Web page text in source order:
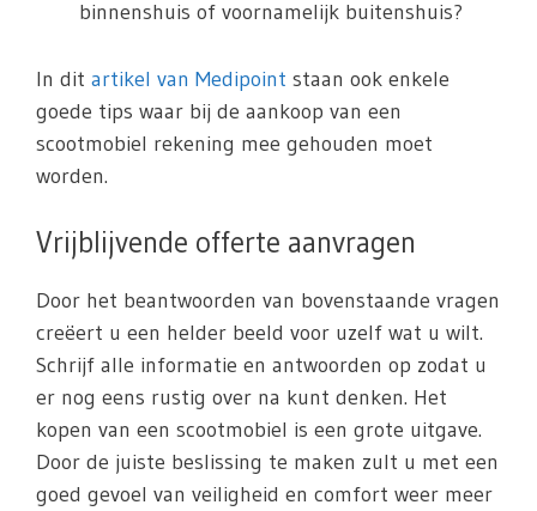
binnenshuis of voornamelijk buitenshuis?
In dit artikel van Medipoint staan ook enkele
goede tips waar bij de aankoop van een
scootmobiel rekening mee gehouden moet
worden.
Vrijblijvende offerte aanvragen
Door het beantwoorden van bovenstaande vragen
creëert u een helder beeld voor uzelf wat u wilt.
Schrijf alle informatie en antwoorden op zodat u
er nog eens rustig over na kunt denken. Het
kopen van een scootmobiel is een grote uitgave.
Door de juiste beslissing te maken zult u met een
goed gevoel van veiligheid en comfort weer meer